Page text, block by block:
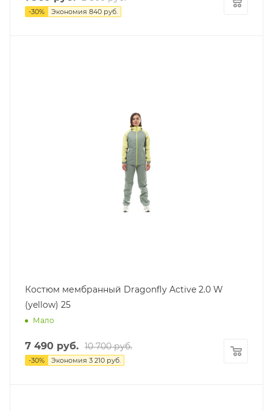
-30% Экономия 840 руб.
Костюм мембранный Dragonfly Active 2.0 W
(yellow) 25
Мало
7 490 руб. 10 700руб.
-30% Экономия 3 210 руб.